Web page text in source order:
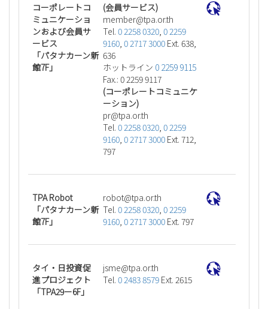
コーポレートコ
ミュニケーショ
ンおよび会員サ
ービス
「パタナカーン新
館7F」
(会員サービス)
ht.ro.apt@rebmem
Tel. 0 2258 0320 0 2259
9160 0 2717 3000 Ext. 638,
636
ホットライン 0 2259 9115
Fax.: 0 2259 9117
(コーポレートコミュニケ
ーション)
ht.ro.apt@rp
Tel. 0 2258 0320 0 2259
9160 0 2717 3000 Ext. 712,
797
TPA Robot
「パタナカーン新
館7F」
ht.ro.apt@tobor
Tel. 0 2258 0320 0 2259
9160 0 2717 3000 Ext. 797
タイ・日投資促
進プロジェクト
「TPA29ー6F」
ht.ro.apt@emsj
Tel. 0 2483 8579 Ext. 2615